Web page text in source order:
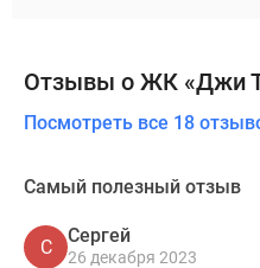
Отзывы о ЖК «Джи
Посмотреть все 18
Самый полезный отзыв
С
Сергей
26 декабря 2023